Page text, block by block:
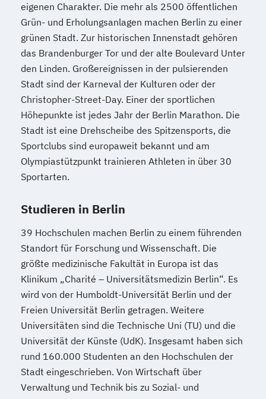
eigenen Charakter. Die mehr als 2500 öffentlichen
Grün- und Erholungsanlagen machen Berlin zu einer
grünen Stadt. Zur historischen Innenstadt gehören
das Brandenburger Tor und der alte Boulevard Unter
den Linden. Großereignissen in der pulsierenden
Stadt sind der Karneval der Kulturen oder der
Christopher-Street-Day. Einer der sportlichen
Höhepunkte ist jedes Jahr der Berlin Marathon. Die
Stadt ist eine Drehscheibe des Spitzensports, die
Sportclubs sind europaweit bekannt und am
Olympiastützpunkt trainieren Athleten in über 30
Sportarten.
Studieren in Berlin
39 Hochschulen machen Berlin zu einem führenden
Standort für Forschung und Wissenschaft. Die
größte medizinische Fakultät in Europa ist das
Klinikum „Charité – Universitätsmedizin Berlin“. Es
wird von der Humboldt-Universität Berlin und der
Freien Universität Berlin getragen. Weitere
Universitäten sind die Technische Uni (TU) und die
Universität der Künste (UdK). Insgesamt haben sich
rund 160.000 Studenten an den Hochschulen der
Stadt eingeschrieben. Von Wirtschaft über
Verwaltung und Technik bis zu Sozial- und